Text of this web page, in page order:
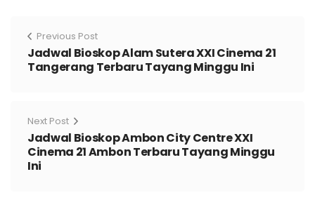
Previous Post
Jadwal Bioskop Alam Sutera XXI Cinema 21
Tangerang Terbaru Tayang Minggu Ini
Next Post
Jadwal Bioskop Ambon City Centre XXI
Cinema 21 Ambon Terbaru Tayang Minggu
Ini